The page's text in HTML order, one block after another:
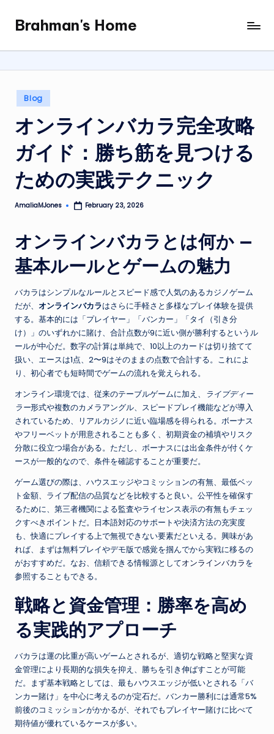
content
Brahman's Home
Spiritual
and
it
all
Posted
in
Blog
オンラインバカラ完全攻略
ガイド：勝ち筋を見つける
ための実践テクニック
Posted
AmaliaMJones February 23, 2026
オンラインバカラとは何か —
基本ルールとゲームの魅力
バカラはシンプルなルールとスピード感で人気のあるカジノゲーム
だが、 オンラインバカラはさらに手軽さと多様なプレイ体験を提供
する。基本的には「プレイヤー」「バンカー」「タイ（引き分
け）」のいずれかに賭け、合計点数が9に近い側が勝利するというル
ールが中心だ。数字の計算は単純で、10以上のカードは切り捨てて
扱い、エースは1点、2〜9はそのままの点数で合計する。これによ
り、初心者でも短時間でゲームの流れを覚えられる。
オンライン環境では、従来のテーブルゲームに加え、
ライブディー
ラー形式や複数のカメラアングル、スピードプレイ機能などが導入
されているため、リアルカジノに近い臨場感を得られる。ボーナス
やフリーベットが用意されることも多く、初期資金の補填やリスク
分散に役立つ場合がある。ただし、ボーナスには出金条件が付くケ
ースが一般的なので、条件を確認することが重要だ。
ゲーム選びの際は、ハウスエッジやコミッションの有無、最低ベッ
ト金額、ライブ配信の品質などを比較すると良い。公平性を確保す
るために、第三者機関による監査やライセンス表示の有無もチェッ
クすべきポイントだ。日本語対応のサポートや決済方法の充実度
も、快適にプレイする上で無視できない要素だといえる。興味があ
れば、まずは無料プレイやデモ版で感覚を掴んでから実戦に移るの
がおすすめだ。なお、信頼できる情報源としてオンラインバカラを
参照することもできる。
戦略と資金管理：勝率を高め
る実践的アプローチ
バカラは運の比重が高いゲームとされるが、適切な戦略と堅実な資
金管理により長期的な損失を抑え、勝ちを引き伸ばすことが可能
だ。まず基本戦略としては、最もハウスエッジが低いとされる「バ
ンカー賭け」を中心に考えるのが定石だ。バンカー勝利には通常5%
前後のコミッションがかかるが、それでもプレイヤー賭けに比べて
期待値が優れているケースが多い。